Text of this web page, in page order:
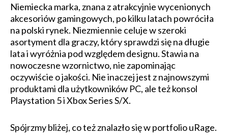
Niemiecka marka, znana z atrakcyjnie wycenionych
akcesoriów gamingowych, po kilku latach powróciła
na polski rynek. Niezmiennie celuje w szeroki
asortyment dla graczy, który sprawdzi się na długie
lata i wyróżnia pod względem designu. Stawia na
nowoczesne wzornictwo, nie zapominając
oczywiście o jakości. Nie inaczej jest z najnowszymi
produktami dla użytkowników PC, ale też konsol
Playstation 5 i Xbox Series S/X.
Spójrzmy bliżej, co też znalazło się w portfolio uRage.